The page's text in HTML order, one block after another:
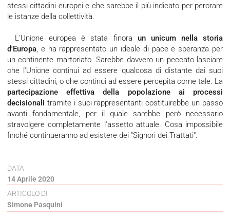
stessi cittadini europei e che sarebbe il più indicato per perorare
le istanze della collettività.
L'Unione europea è stata finora un unicum nella storia
d'Europa, e ha rappresentato un ideale di pace e speranza per
un continente martoriato. Sarebbe davvero un peccato lasciare
che l'Unione continui ad essere qualcosa di distante dai suoi
stessi cittadini, o che continui ad essere percepita come tale. La
partecipazione effettiva della popolazione ai processi
decisionali tramite i suoi rappresentanti costituirebbe un passo
avanti fondamentale, per il quale sarebbe però necessario
stravolgere completamente l'assetto attuale. Cosa impossibile
finché continueranno ad esistere dei "Signori dei Trattati".
DATA
14 Aprile 2020
ARTICOLO DI
Simone Pasquini